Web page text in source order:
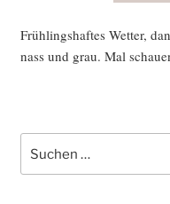
Früh­lings­haf­tes Wet­ter,
nass und grau. Mal
nach: